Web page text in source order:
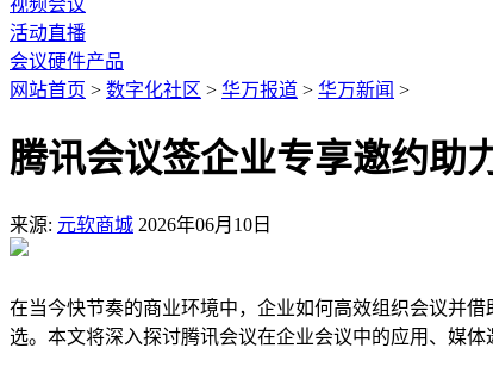
活动直播
会议硬件产品
网站首页 > 数字化社区 > 华万报道 > 华万新闻 >
腾讯会议签企业专享邀约助
来源: 元软商城 2026年06月10日
在当今快节奏的商业环境中，企业如何高效组织会议并借
选。本文将深入探讨腾讯会议在企业会议中的应用、媒